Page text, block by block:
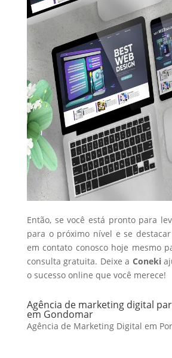
Então, se você está pronto para
para o próximo nível e se destacar
em contato conosco hoje mesmo
consulta gratuita. Deixe a Coneki
o sucesso online que você merece!
Agência de marketing digital
em Gondomar
Agência de Marketing Digital em